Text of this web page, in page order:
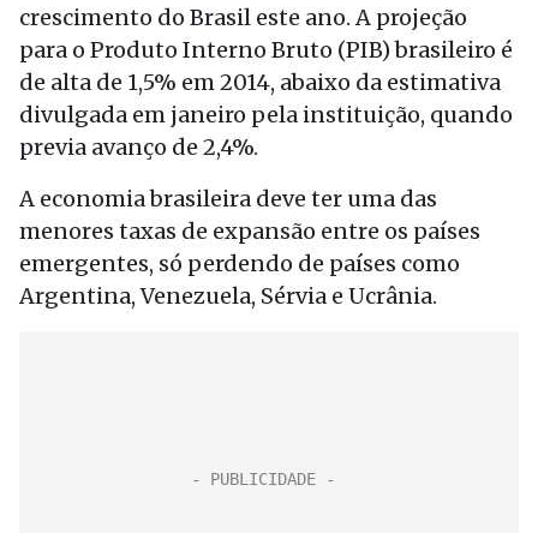
crescimento do Brasil este ano. A projeção
para o Produto Interno Bruto (PIB) brasileiro é
de alta de 1,5% em 2014, abaixo da estimativa
divulgada em janeiro pela instituição, quando
previa avanço de 2,4%.
A economia brasileira deve ter uma das
menores taxas de expansão entre os países
emergentes, só perdendo de países como
Argentina, Venezuela, Sérvia e Ucrânia.